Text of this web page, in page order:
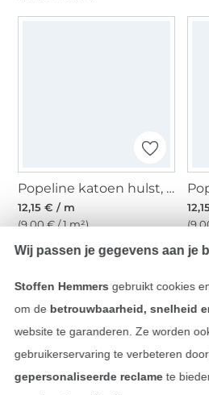
Popeline katoen hulst, donkerrood
12,15 € / m
(9,00 € / 1 m²)
Wij passen je gegevens aan je
Stoffen Hemmers gebruikt cookies
om de betrouwbaarheid, snelheid
website te garanderen. Ze worden
gebruikerservaring te verbeteren
gepersonaliseerde reclamete